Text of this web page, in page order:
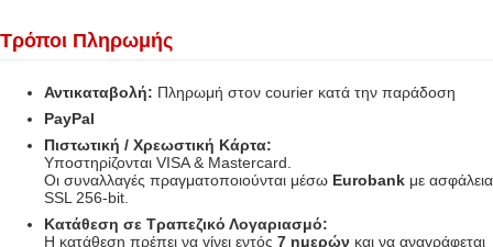
Τρόποι Πληρωμής
Αντικαταβολή: Πληρωμή στον courier κατά την παράδοση
PayPal
Πιστωτική / Χρεωστική Κάρτα:
Υποστηρίζονται VISA & Mastercard.
Οι συναλλαγές πραγματοποιούνται μέσω Eurobank με ασφάλεια
SSL 256-bit.
Κατάθεση σε Τραπεζικό Λογαριασμό:
Η κατάθεση πρέπει να γίνει εντός 7 ημερών και να αναγράφεται